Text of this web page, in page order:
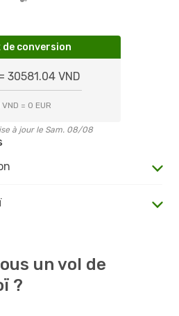
de conversion
30581.04 VND
VND = 0 EUR
à jour le Sam. 08/08
un vol de
?